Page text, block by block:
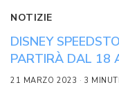
NOTIZIE
DISNEY
PARTIRÀ DAL 18
21 MARZO 2023 3